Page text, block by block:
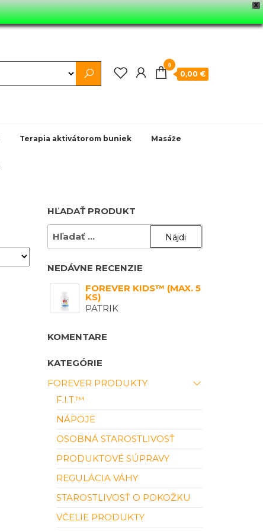
X
0
0,00 €
Terapia aktivátorom buniek Masáže
HĽADAŤ PRODUKT
HĽADAŤ:
NEDÁVNE RECENZIE
FOREVER KIDS™ (MAX. 5
KS)
PATRIK
KOMENTARE
KATEGÓRIE
FOREVER PRODUKTY
F.I.T.™
NÁPOJE
OSOBNÁ STAROSTLIVOSŤ
PRODUKTOVÉ SÚPRAVY
REGULÁCIA VÁHY
STAROSTLIVOSŤ O POKOŽKU
VČELIE PRODUKTY